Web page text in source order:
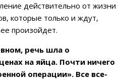
действительно от жизни
которые только и ждут,
произойдет.
речь шла о
на яйца. Почти ничего
операции». Все все-